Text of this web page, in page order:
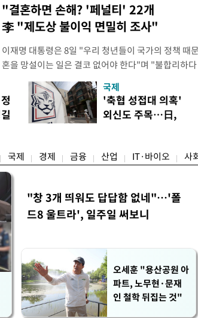
"결혼하면 손해? '페널티' 22개
李 "제도상 불이익 면밀히 조사"
이재명 대통령은 8일 "우리 청년들이 국가의 정책 때
혼을 망설이는 일은 결코 없어야 한다"며 "불합리하
하는 제도가 있을 경우 편하게 말씀해주시면 좋겠다"고
다. 이 대통령은 이날 오후 X(옛 트위터)에 '청년들의
로 찾은 결혼 페널티 22개' 자료를 공유하며 이같이
이 대통령은 "결혼으로 인해 겪을 수 있는 제도
국제
'축협 성접대 의혹'
외신도 주목…日,
국제 경제 금융 산업 IT·바이오 사
"창 3개 띄워도 답답함 없네"…'폴
드8 울트라', 일주일 써보니
오세훈 "용산공원 아
파트, 노무현·문재
인 철학 뒤집는 것"